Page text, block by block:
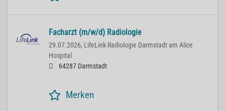
Facharzt (m/w/d) Radiologie
29.07.2026, LifeLink Radiologie Darmstadt am Alice
Hospital
64287 Darmstadt
Merken